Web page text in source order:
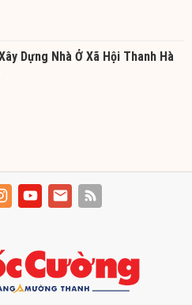
Dựng Nhà Ở Xã Hội Thanh Hà